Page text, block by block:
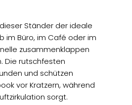
Ständer der ideale
im Büro, im Café oder im
zusammenklappen
Die rutschfesten
und schützen
vor Kratzern, während
sorgt.